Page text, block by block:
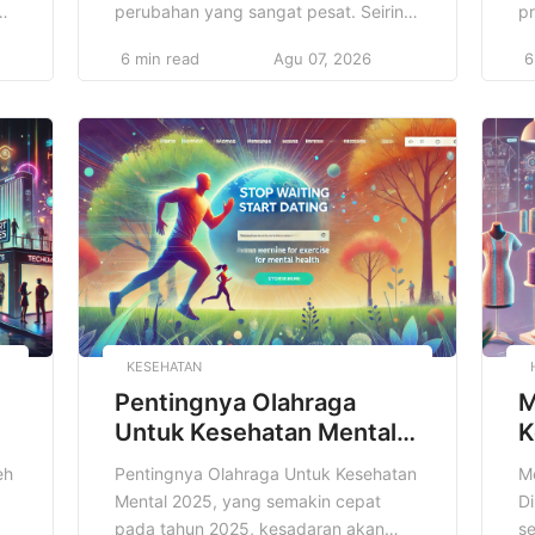
perubahan yang sangat pesat. Seiring
perubahan pola konsumsi masyarakat.
menonjol dalam sektor ini adalah
meningkatnya popularitas Cloud
Kitchen, yang juga dikenal sebagai
dapur virtual, ghost kitchen, atau dark
kitchen. Cloud Kitchen merupakan
konsep bisnis kuliner […]
6 min read Agu 07, 2026
KESEHATAN
Pentingnya Olahraga
Untuk Kesehatan Mental
2025
Pentingnya Olahraga Untuk Kesehatan
Mental 2025, yang semakin cepat
pada tahun 2025, kesadaran akan